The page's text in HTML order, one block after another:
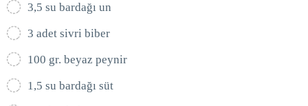
3,5 su bardağı un
3 adet sivri biber
100 gr. beyaz peynir
1,5 su bardağı süt